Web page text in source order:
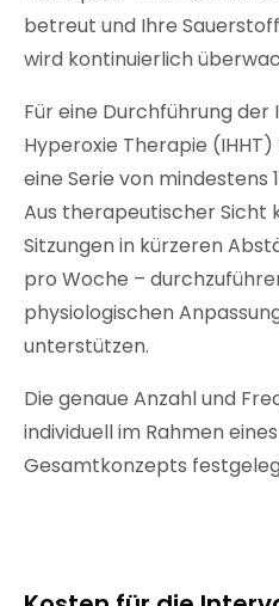
betreut und Ihre
wird kontinuierlich
Für eine Durchführung
Hyperoxie Therapie
eine Serie von mindestens
Aus therapeutischer Sicht
Sitzungen in kürzeren
pro Woche –
physiologischen
unterstützen.
Die genaue Anzahl und
individuell im Rahmen
Gesamtkonzepts